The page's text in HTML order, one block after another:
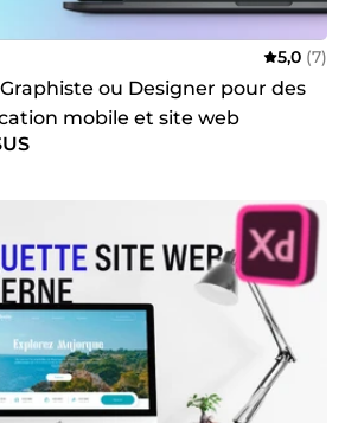
5,0 (7)
ou Designer pour des
mobile et site web